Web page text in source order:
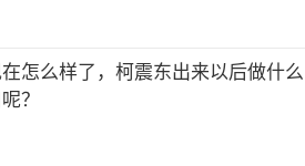
怎么样了，柯震东出来以后做什么
？